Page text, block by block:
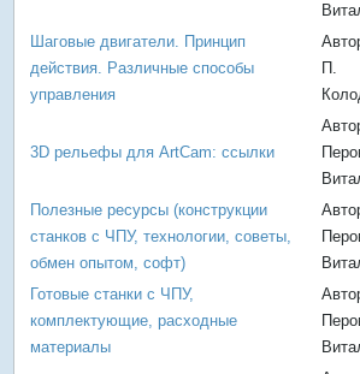
Шаговые двигатели. Принцип
действия. Различные способы
управления
П.
3D рельефы для ArtCam: ссылки
Полезные ресурсы (конструкции
станков с ЧПУ, технологии, советы,
обмен опытом, софт)
Готовые станки с ЧПУ,
комплектующие, расходные
материалы